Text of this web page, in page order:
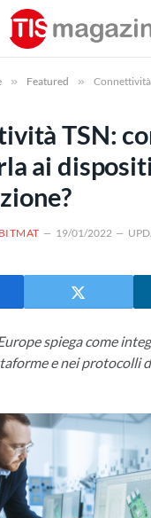
» Featured » Connettività TSN:
TSN:
ai
19/01/2022
Europe spiega come
e nei protocolli